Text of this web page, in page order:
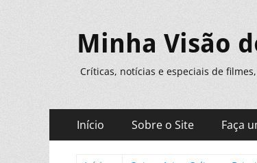
Minha Visão
Críticas, notícias e especiais de
Menu
principal
Pular
para
Início Sobre o Site Faça